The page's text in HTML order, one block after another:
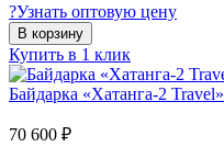
?Узнать оптовую цену
В корзину
Купить в 1 клик
Байдарка «Хатанга-2 Travel»
70 600 ₽